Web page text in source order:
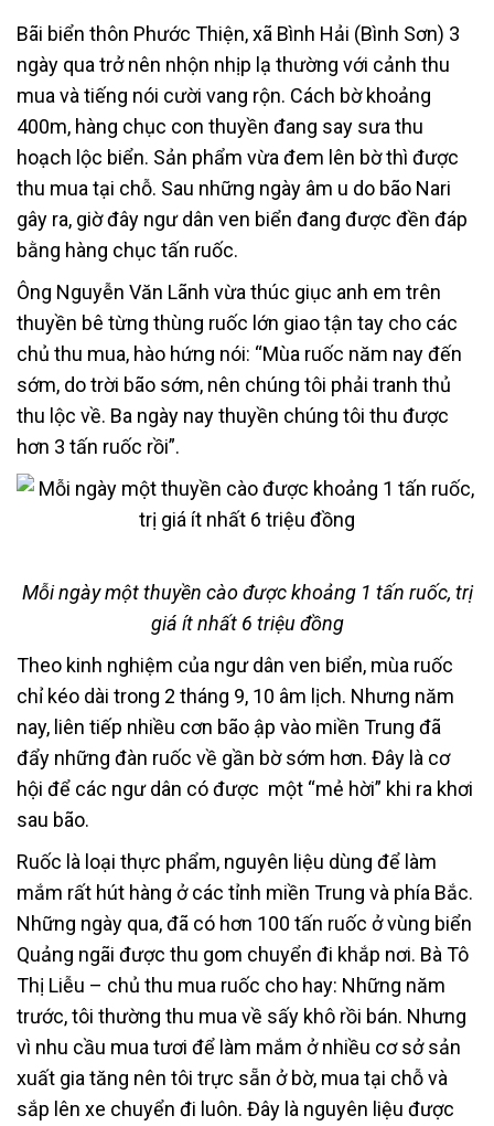
Bãi biển thôn Phước Thiện, xã Bình Hải (Bình Sơn) 3
ngày qua trở nên nhộn nhịp lạ thường với cảnh thu
mua và tiếng nói cười vang rộn. Cách bờ khoảng
400m, hàng chục con thuyền đang say sưa thu
hoạch lộc biển. Sản phẩm vừa đem lên bờ thì được
thu mua tại chỗ. Sau những ngày âm u do bão Nari
gây ra, giờ đây ngư dân ven biển đang được đền đáp
bằng hàng chục tấn ruốc.
Ông Nguyễn Văn Lãnh vừa thúc giục anh em trên
thuyền bê từng thùng ruốc lớn giao tận tay cho các
chủ thu mua, hào hứng nói: “Mùa ruốc năm nay đến
sớm, do trời bão sớm, nên chúng tôi phải tranh thủ
thu lộc về. Ba ngày nay thuyền chúng tôi thu được
hơn 3 tấn ruốc rồi”.
Mỗi ngày một thuyền cào được khoảng 1 tấn ruốc, trị
giá ít nhất 6 triệu đồng
Theo kinh nghiệm của ngư dân ven biển, mùa ruốc
chỉ kéo dài trong 2 tháng 9, 10 âm lịch. Nhưng năm
nay, liên tiếp nhiều cơn bão ập vào miền Trung đã
đẩy những đàn ruốc về gần bờ sớm hơn. Đây là cơ
hội để các ngư dân có được một “mẻ hời” khi ra khơi
sau bão.
Ruốc là loại thực phẩm, nguyên liệu dùng để làm
mắm rất hút hàng ở các tỉnh miền Trung và phía Bắc.
Những ngày qua, đã có hơn 100 tấn ruốc ở vùng biển
Quảng ngãi được thu gom chuyển đi khắp nơi. Bà Tô
Thị Liễu – chủ thu mua ruốc cho hay: Những năm
trước, tôi thường thu mua về sấy khô rồi bán. Nhưng
vì nhu cầu mua tươi để làm mắm ở nhiều cơ sở sản
xuất gia tăng nên tôi trực sẵn ở bờ, mua tại chỗ và
sắp lên xe chuyển đi luôn. Đây là nguyên liệu được